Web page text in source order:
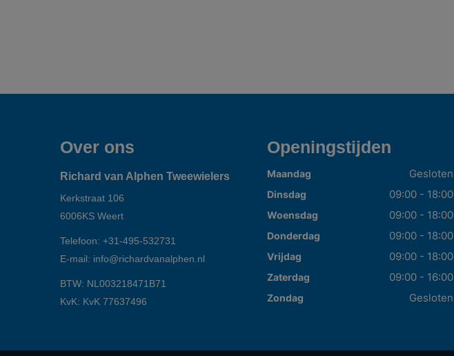
Over ons
Richard van Alphen Tweewielers
Kerkstraat 106
6006KS Weert
Telefoon: +31-495-532731
E-mail: info@richardvanalphen.nl
BTW: NL003218471B71
KvK: KvK 77637496
Openingstijden
Maandag Gesloten
Dinsdag 09:00 - 18:00
Woensdag 09:00 - 18:00
Donderdag 09:00 - 18:00
Vrijdag 09:00 - 18:00
Zaterdag 09:00 - 16:00
Zondag Gesloten